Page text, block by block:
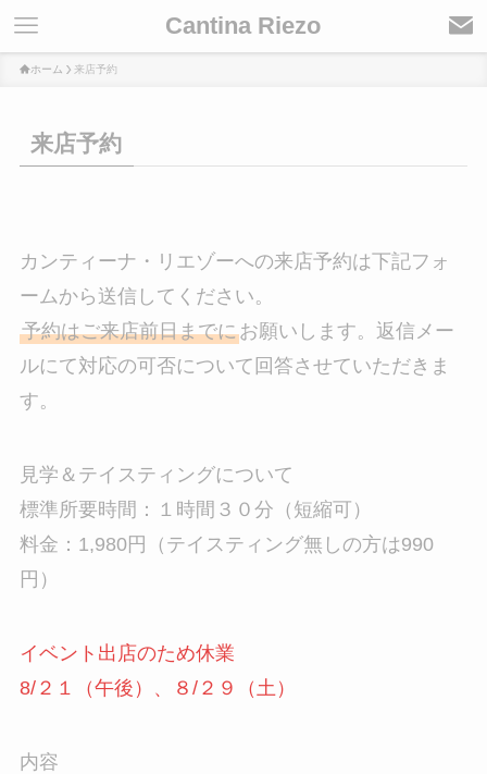
Cantina Riezo
ホーム 来店予約
来店予約
カンティーナ・リエゾーへの来店予約は下記フォ
ームから送信してください。
予約はご来店前日までにお願いします。返信メー
ルにて対応の可否について回答させていただきま
す。
見学＆テイスティングについて
標準所要時間：１時間３０分（短縮可）
料金：1,980円（テイスティング無しの方は990
円）
イベント出店のため休業
8/２１（午後）、８/２９（土）
内容